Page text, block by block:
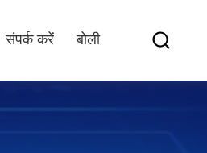
संपर्क करें बोली